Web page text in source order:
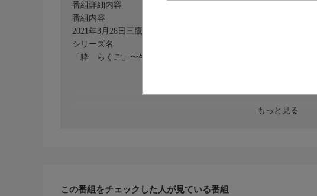
もっと見る
番組詳細内容
番組内容
2021年3月28日三鷹市芸術文化センター星のホールにて収録
シリーズ名
「粋 らくご」〜生きてりゃいろいろあらぁね、と噺家は言った〜
この番組をチェックした人が見ている番組